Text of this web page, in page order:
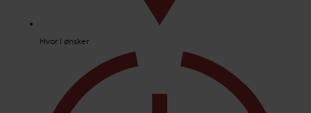
Hvor I ønsker